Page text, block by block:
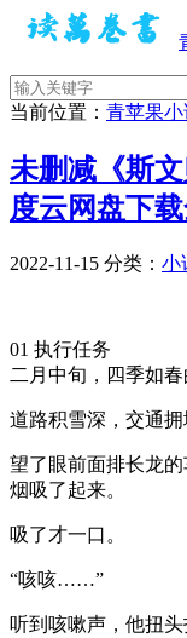
当前位置： 青苹果小
未删减《斯
度云网盘下
2022-11-15 分类： 小
01 执行任务
二月中旬，四季如
道路积雪深，交通拥
望了眼前面排长龙
烟吸了起来。
吸了才一口。
“咳咳……”
听到咳嗽声，他扭